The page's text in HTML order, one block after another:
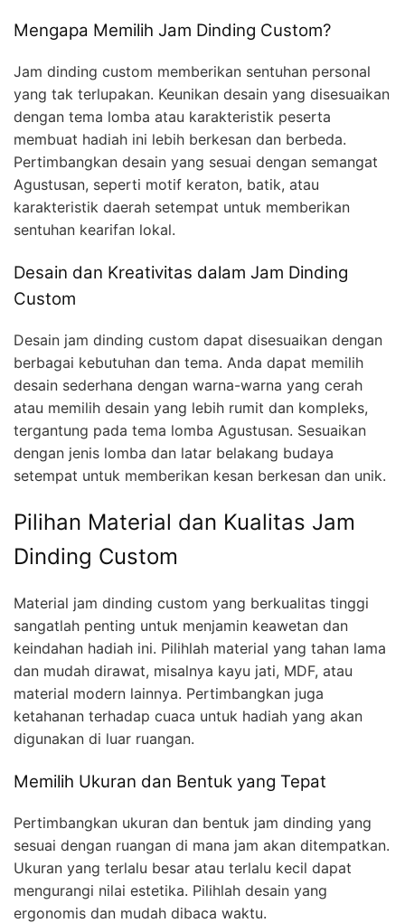
Mengapa Memilih Jam Dinding Custom?
Jam dinding custom memberikan sentuhan personal
yang tak terlupakan. Keunikan desain yang disesuaikan
dengan tema lomba atau karakteristik peserta
membuat hadiah ini lebih berkesan dan berbeda.
Pertimbangkan desain yang sesuai dengan semangat
Agustusan, seperti motif keraton, batik, atau
karakteristik daerah setempat untuk memberikan
sentuhan kearifan lokal.
Desain dan Kreativitas dalam Jam Dinding
Custom
Desain jam dinding custom dapat disesuaikan dengan
berbagai kebutuhan dan tema. Anda dapat memilih
desain sederhana dengan warna-warna yang cerah
atau memilih desain yang lebih rumit dan kompleks,
tergantung pada tema lomba Agustusan. Sesuaikan
dengan jenis lomba dan latar belakang budaya
setempat untuk memberikan kesan berkesan dan unik.
Pilihan Material dan Kualitas Jam
Dinding Custom
Material jam dinding custom yang berkualitas tinggi
sangatlah penting untuk menjamin keawetan dan
keindahan hadiah ini. Pilihlah material yang tahan lama
dan mudah dirawat, misalnya kayu jati, MDF, atau
material modern lainnya. Pertimbangkan juga
ketahanan terhadap cuaca untuk hadiah yang akan
digunakan di luar ruangan.
Memilih Ukuran dan Bentuk yang Tepat
Pertimbangkan ukuran dan bentuk jam dinding yang
sesuai dengan ruangan di mana jam akan ditempatkan.
Ukuran yang terlalu besar atau terlalu kecil dapat
mengurangi nilai estetika. Pilihlah desain yang
ergonomis dan mudah dibaca waktu.